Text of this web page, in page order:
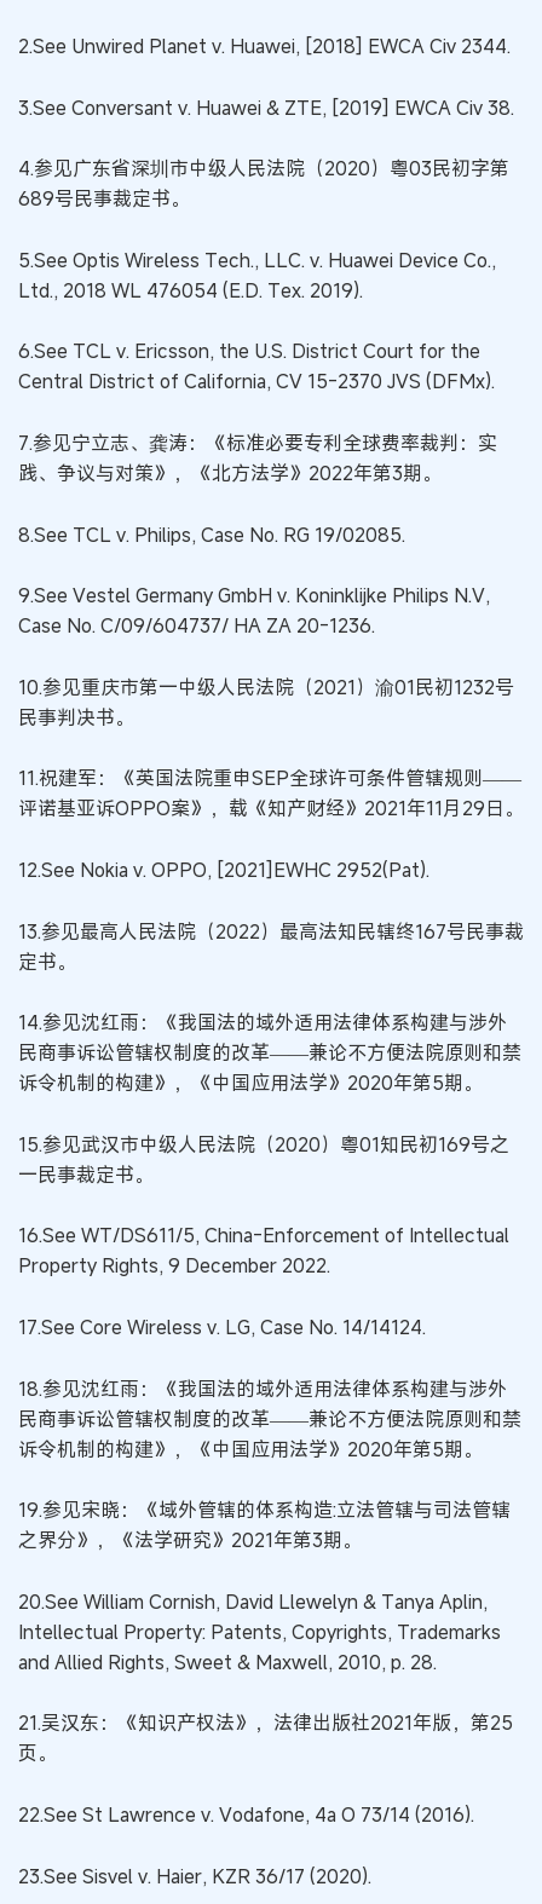
2.See Unwired Planet v. Huawei, [2018] EWCA Civ 2344.
3.See Conversant v. Huawei & ZTE, [2019] EWCA Civ 38.
4.参见广东省深圳市中级人民法院（2020）粤03民初字第
689号民事裁定书。
5.See Optis Wireless Tech., LLC. v. Huawei Device Co.,
Ltd., 2018 WL 476054 (E.D. Tex. 2019).
6.See TCL v. Ericsson, the U.S. District Court for the
Central District of California, CV 15-2370 JVS (DFMx).
7.参见宁立志、龚涛：《标准必要专利全球费率裁判：实
践、争议与对策》，《北方法学》2022年第3期。
8.See TCL v. Philips, Case No. RG 19/02085.
9.See Vestel Germany GmbH v. Koninklijke Philips N.V,
Case No. C/09/604737/ HA ZA 20-1236.
10.参见重庆市第一中级人民法院（2021）渝01民初1232号
民事判决书。
11.祝建军：《英国法院重申SEP全球许可条件管辖规则——
评诺基亚诉OPPO案》，载《知产财经》2021年11月29日。
12.See Nokia v. OPPO, [2021]EWHC 2952(Pat).
13.参见最高人民法院（2022）最高法知民辖终167号民事裁
定书。
14.参见沈红雨：《我国法的域外适用法律体系构建与涉外
民商事诉讼管辖权制度的改革——兼论不方便法院原则和禁
诉令机制的构建》，《中国应用法学》2020年第5期。
15.参见武汉市中级人民法院（2020）粤01知民初169号之
一民事裁定书。
16.See WT/DS611/5, China-Enforcement of Intellectual
Property Rights, 9 December 2022.
17.See Core Wireless v. LG, Case No. 14/14124.
18.参见沈红雨：《我国法的域外适用法律体系构建与涉外
民商事诉讼管辖权制度的改革——兼论不方便法院原则和禁
诉令机制的构建》，《中国应用法学》2020年第5期。
19.参见宋晓：《域外管辖的体系构造:立法管辖与司法管辖
之界分》，《法学研究》2021年第3期。
20.See William Cornish, David Llewelyn & Tanya Aplin,
Intellectual Property: Patents, Copyrights, Trademarks
and Allied Rights, Sweet & Maxwell, 2010, p. 28.
21.吴汉东：《知识产权法》，法律出版社2021年版，第25
页。
22.See St Lawrence v. Vodafone, 4a O 73/14 (2016).
23.See Sisvel v. Haier, KZR 36/17 (2020).